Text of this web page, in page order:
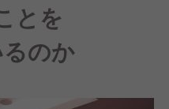
とを
のか